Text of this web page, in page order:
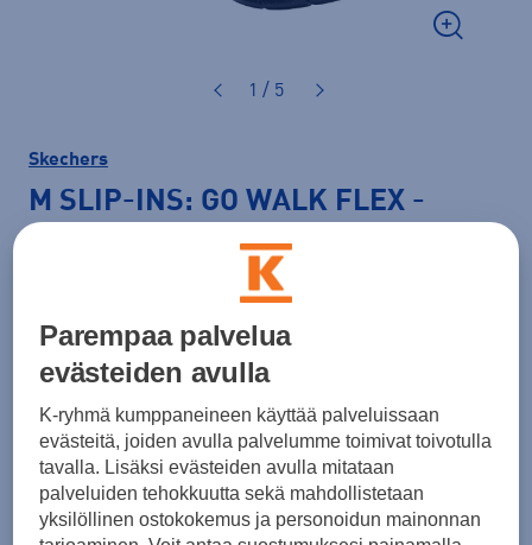
1 / 5
Skechers
M SLIP-INS: GO WALK FLEX -
-miesten slip on -
129,00 €
Väri Musta
Koko
Parempaa palvelua
evästeiden avulla
K-ryhmä kumppaneineen käyttää palveluissaan
evästeitä, joiden avulla palvelumme toimivat toivotulla
tavalla. Lisäksi evästeiden avulla mitataan
palveluiden tehokkuutta sekä mahdollistetaan
yksilöllinen ostokokemus ja personoidun mainonnan